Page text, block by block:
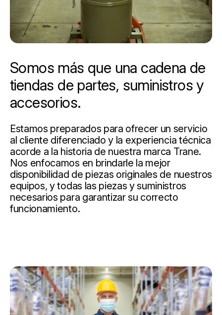
Somos más que una cadena de
tiendas de partes, suministros y
accesorios.
Estamos preparados para ofrecer un servicio
al cliente diferenciado y la experiencia técnica
acorde a la historia de nuestra marca Trane.
Nos enfocamos en brindarle la mejor
disponibilidad de piezas originales de nuestros
equipos, y todas las piezas y suministros
necesarios para garantizar su correcto
funcionamiento.